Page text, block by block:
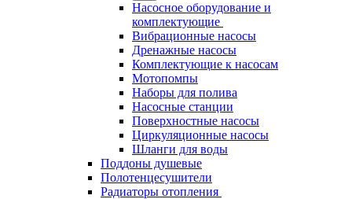
Насосное оборудование и
комплектующие
Вибрационные насосы
Дренажные насосы
Комплектующие к насосам
Мотопомпы
Наборы для полива
Насосные станции
Поверхностные насосы
Циркуляционные насосы
Шланги для воды
Поддоны душевые
Полотенцесушители
Радиаторы отопления